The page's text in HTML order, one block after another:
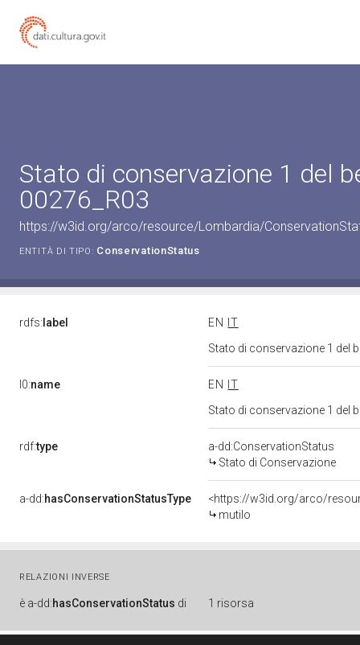
Stato di conservazione 1 del
00276_R03
https://w3id.org/arco/resource/Lombardia/
ENTITÀ DI TIPO: ConservationStatus
rdfs: label EN
IT
Stato di conservazione 1 del
l0:name EN
IT
Stato di conservazione 1 del
rdf:type
a-dd:ConservationStatus
Stato di Conservazione
a-dd:hasConservationStatusType
<https://w3id.org/arco/
mutilo
RELAZIONI INVERSE
è a-dd:hasConservationStatus di 1 risorsa